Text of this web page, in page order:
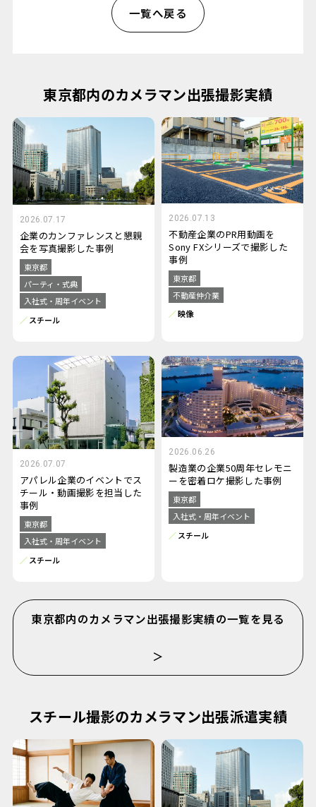
一覧へ戻る
東京都内のカメラマン出張撮影実績
2026.07.17
企業のカンファレンスと懇親
会を写真撮影した事例
東京都
パーティ・式典
入社式・周年イベント
スチール
2026.07.13
不動産企業のPR用動画を
Sony FXシリーズで撮影した
事例
東京都
不動産仲介業
映像
2026.07.07
アパレル企業のイベントでス
チール・動画撮影を担当した
事例
東京都
入社式・周年イベント
スチール
2026.06.26
製造業の企業50周年セレモニ
ーを密着ロケ撮影した事例
東京都
入社式・周年イベント
スチール
東京都内のカメラマン出張撮影実績の一覧を見る
＞
スチール撮影のカメラマン出張派遣実績